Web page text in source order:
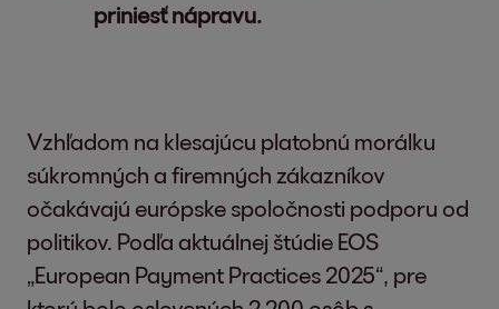
priniesť nápravu.
Vzhľadom na klesajúcu platobnú morálku
súkromných a firemných zákazníkov
očakávajú európske spoločnosti podporu od
politikov. Podľa aktuálnej štúdie EOS
„European Payment Practices 2025“, pre